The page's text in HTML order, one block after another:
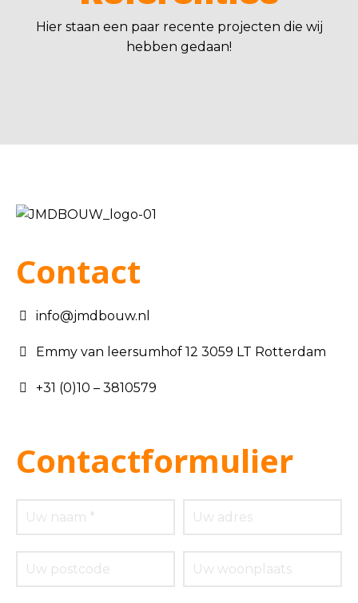
Hier staan een paar recente projecten die wij
hebben gedaan!
Contact
info@jmdbouw.nl
Emmy van leersumhof 12 3059 LT Rotterdam
+31 (0)10 – 3810579
Contactformulier